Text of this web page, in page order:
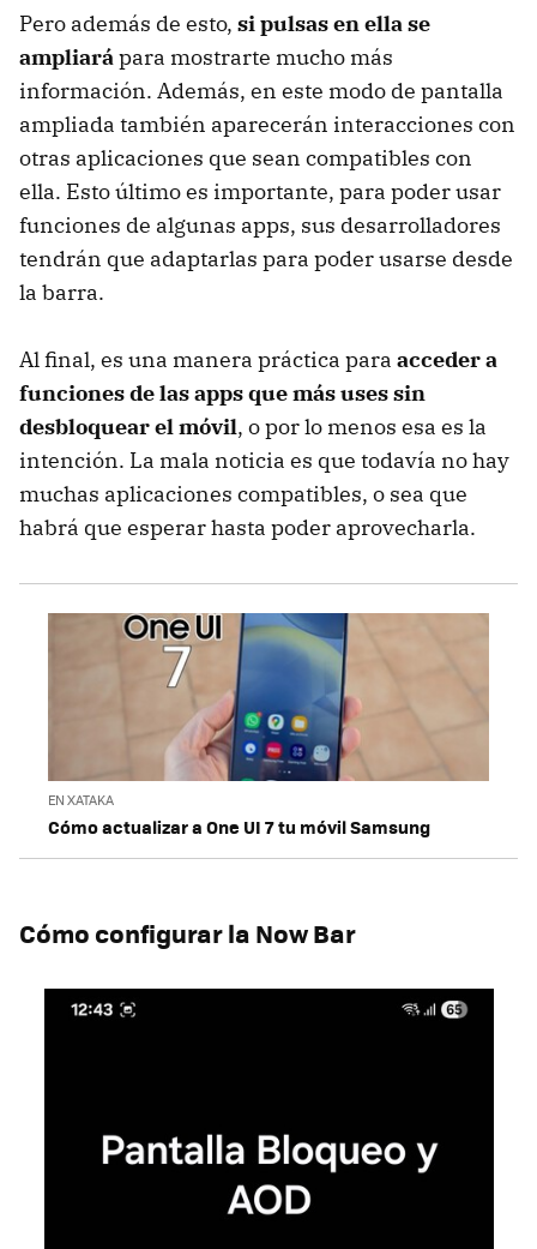
Pero además de esto, si pulsas en ella se
ampliarápara mostrarte mucho más
información. Además, en este modo de pantalla
ampliada también aparecerán interacciones con
otras aplicaciones que sean compatibles con
ella. Esto último es importante, para poder usar
funciones de algunas apps, sus desarrolladores
tendrán que adaptarlas para poder usarse desde
la barra.
Al final, es una manera práctica para acceder a
funciones de las apps que más uses sin
desbloquear el móvil, o por lo menos esa es la
intención. La mala noticia es que todavía no hay
muchas aplicaciones compatibles, o sea que
habrá que esperar hasta poder aprovecharla.
EN XATAKA
Cómo actualizar a One UI 7 tu móvil Samsung
Cómo configurar la Now Bar